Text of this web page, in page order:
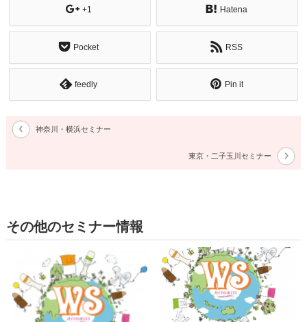
+1 Hatena
Pocket RSS
feedly Pin it
神奈川・横浜セミナー
東京・二子玉川セミナー
その他のセミナー情報